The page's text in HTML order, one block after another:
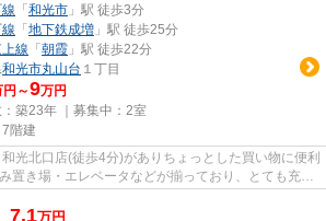
「 和光市 」駅 徒歩3分
「 地下鉄成増 」駅 徒歩25分
線 「 朝霞 」駅 徒歩22分
和光市丸山台 １丁目
円～9万円
築23年 ｜募集中： 2室
階建
光北口店(徒歩4分)がありちょっとした買い物に便利
置き場・エレベータなどが揃っており、とても充実
7.1万円